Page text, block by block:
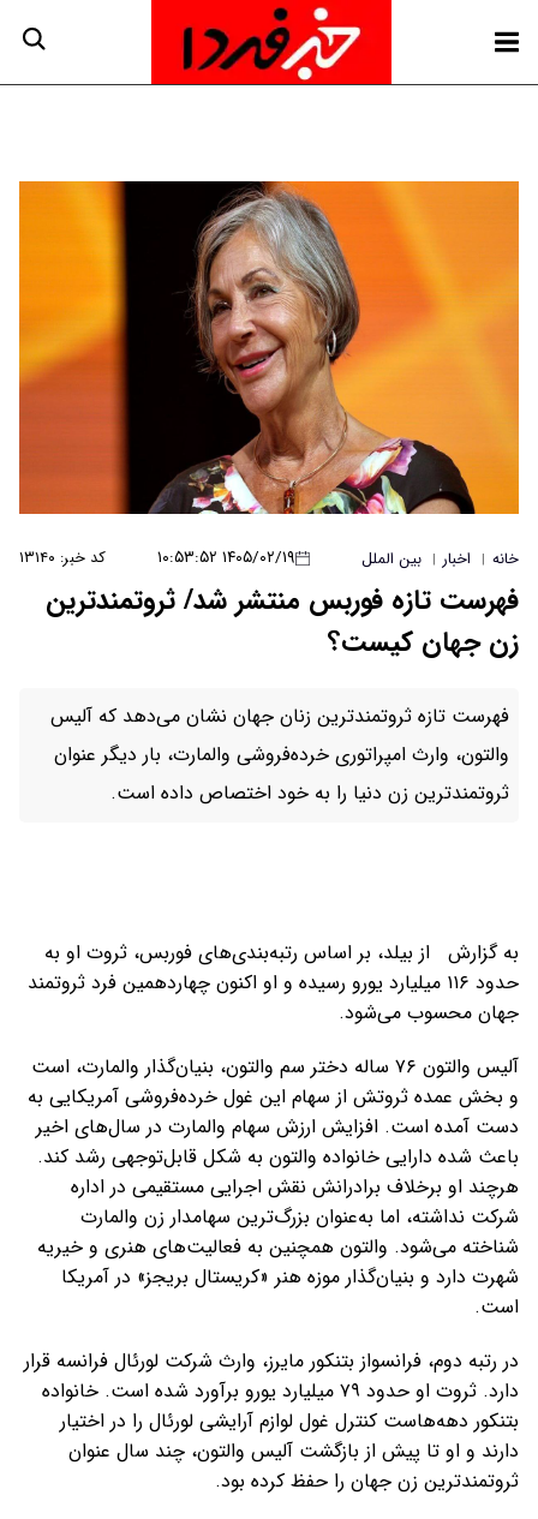
خانه | اخبار | بین الملل ۱۴۰۵/۰۲/۱۹ ۱۰:۵۳:۵۲ کد خبر: ۱۳۱۴۰
فهرست تازه فوربس منتشر شد/ ثروتمندترین
زن جهان کیست؟
فهرست تازه ثروتمندترین زنان جهان نشان می‌دهد که آلیس
والتون، وارث امپراتوری خرده‌فروشی والمارت، بار دیگر عنوان
ثروتمندترین زن دنیا را به خود اختصاص داده است.
به گزارش از بیلد، بر اساس رتبه‌بندی‌های فوربس، ثروت او به
حدود ۱۱۶ میلیارد یورو رسیده و او اکنون چهاردهمین فرد ثروتمند
جهان محسوب می‌شود.
آلیس والتون ۷۶ ساله دختر سم والتون، بنیان‌گذار والمارت، است
و بخش عمده ثروتش از سهام این غول خرده‌فروشی آمریکایی به
دست آمده است. افزایش ارزش سهام والمارت در سال‌های اخیر
باعث شده دارایی خانواده والتون به شکل قابل‌توجهی رشد کند.
هرچند او برخلاف برادرانش نقش اجرایی مستقیمی در اداره
شرکت نداشته، اما به‌عنوان بزرگ‌ترین سهامدار زن والمارت
شناخته می‌شود. والتون همچنین به فعالیت‌های هنری و خیریه
شهرت دارد و بنیان‌گذار موزه هنر «کریستال بریجز» در آمریکا
است.
در رتبه دوم، فرانسواز بتنکور مایرز، وارث شرکت لورئال فرانسه قرار
دارد. ثروت او حدود ۷۹ میلیارد یورو برآورد شده است. خانواده
بتنکور دهه‌هاست کنترل غول لوازم آرایشی لورئال را در اختیار
دارند و او تا پیش از بازگشت آلیس والتون، چند سال عنوان
ثروتمندترین زن جهان را حفظ کرده بود.